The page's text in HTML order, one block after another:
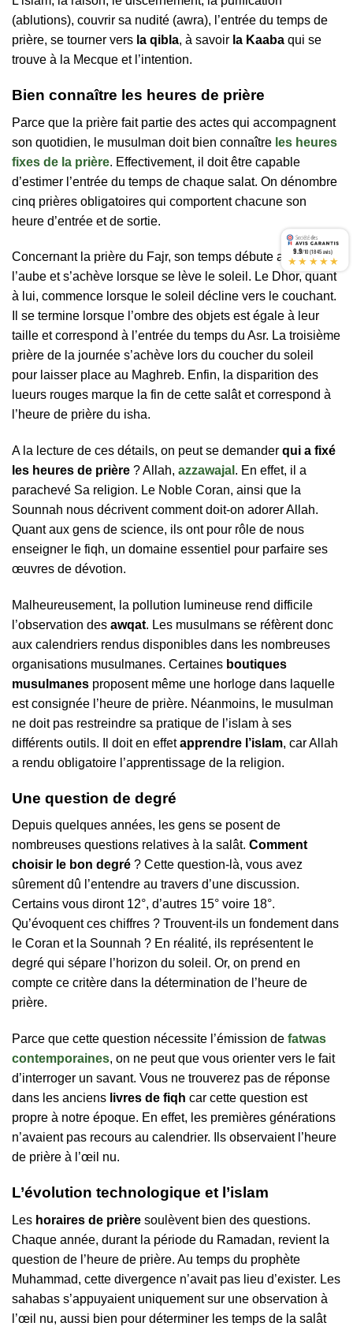
(ablutions), couvrir sa nudité (awra), l’entrée du temps de
prière, se tourner vers la qibla, à savoir la Kaaba qui se
trouve à la Mecque et l’intention.
Bien connaître les heures de prière
Parce que la prière fait partie des actes qui accompagnent
son quotidien, le musulman doit bien connaître les heures
fixes de la prière. Effectivement, il doit être capable
d’estimer l’entrée du temps de chaque salat. On dénombre
cinq prières obligatoires qui comportent chacune son
heure d’entrée et de sortie.
Concernant la prière du Fajr, son temps débute au lever de
l’aube et s’achève lorsque se lève le soleil. Le Dhor, quant
à lui, commence lorsque le soleil décline vers le couchant.
Il se termine lorsque l’ombre des objets est égale à leur
taille et correspond à l’entrée du temps du Asr. La troisième
prière de la journée s’achève lors du coucher du soleil
pour laisser place au Maghreb. Enfin, la disparition des
lueurs rouges marque la fin de cette salât et correspond à
l’heure de prière du isha.
A la lecture de ces détails, on peut se demander qui a fixé
les heures de prière ? Allah, azzawajal . En effet, il a
parachevé Sa religion. Le Noble Coran, ainsi que la
Sounnah nous décrivent comment doit-on adorer Allah.
Quant aux gens de science, ils ont pour rôle de nous
enseigner le fiqh, un domaine essentiel pour parfaire ses
œuvres de dévotion.
Malheureusement, la pollution lumineuse rend difficile
l’observation des awqat. Les musulmans se réfèrent donc
aux calendriers rendus disponibles dans les nombreuses
organisations musulmanes. Certaines boutiques
musulmanes proposent même une horloge dans laquelle
est consignée l’heure de prière. Néanmoins, le musulman
ne doit pas restreindre sa pratique de l’islam à ses
différents outils. Il doit en effetapprendre l’islam, car Allah
a rendu obligatoire l’apprentissage de la religion.
Une question de degré
Depuis quelques années, les gens se posent de
nombreuses questions relatives à la salât. Comment
choisir le bon degré ? Cette question-là, vous avez
sûrement dû l’entendre au travers d’une discussion.
Certains vous diront 12°, d’autres 15° voire 18°.
Qu’évoquent ces chiffres ? Trouvent-ils un fondement dans
le Coran et la Sounnah ? En réalité, ils représentent le
degré qui sépare l’horizon du soleil. Or, on prend en
compte ce critère dans la détermination de l’heure de
prière.
Parce que cette question nécessite l’émission de fatwas
contemporaines, on ne peut que vous orienter vers le fait
d’interroger un savant. Vous ne trouverez pas de réponse
dans les anciens livres de fiqh car cette question est
propre à notre époque. En effet, les premières générations
n’avaient pas recours au calendrier. Ils observaient l’heure
de prière à l’œil nu.
L’évolution technologique et l’islam
Les horaires de prière soulèvent bien des questions.
Chaque année, durant la période du Ramadan, revient la
question de l’heure de prière. Au temps du prophète
Muhammad, cette divergence n’avait pas lieu d’exister. Les
sahabas s’appuyaient uniquement sur une observation à
l’œil nu, aussi bien pour déterminer les temps de la salât
9.9/10 (1845 avis)
★★★★★